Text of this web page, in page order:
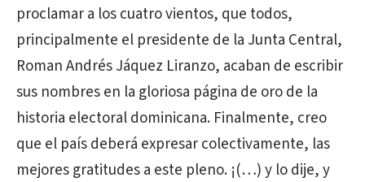
proclamar a los cuatro vientos, que todos,
principalmente el presidente de la Junta Central,
Roman Andrés Jáquez Liranzo, acaban de escribir
sus nombres en la gloriosa página de oro de la
historia electoral dominicana. Finalmente, creo
que el país deberá expresar colectivamente, las
mejores gratitudes a este pleno. ¡(…) y lo dije, y